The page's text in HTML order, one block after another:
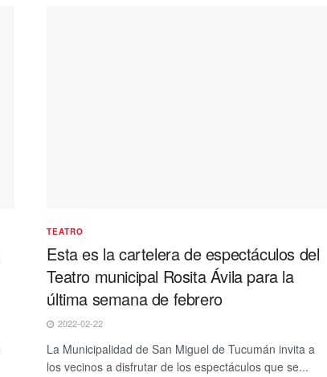
TEATRO
Esta es la cartelera de espectáculos del
Teatro municipal Rosita Ávila para la
última semana de febrero
2022-02-22
La Municipalidad de San Miguel de Tucumán invita a
los vecinos a disfrutar de los espectáculos que se...